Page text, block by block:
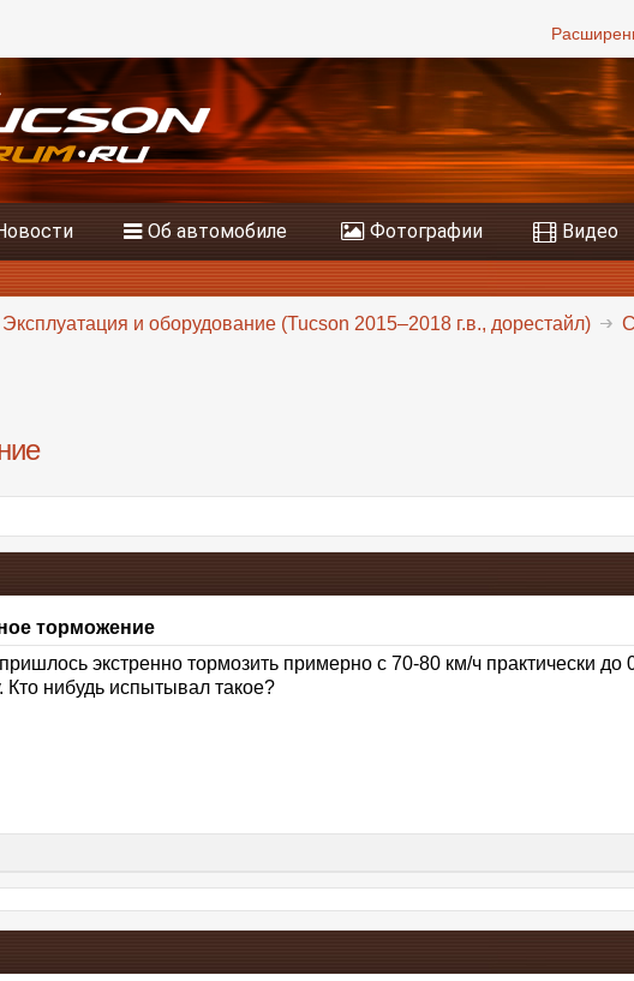
Об автомобиле Фотографии Видео
Эксплуатация и оборудование (Tucson 2015–2018 г.в., дорестайл)
торможение
экстренно тормозить примерно с 70-80 км/ч практически
Кто нибудь испытывал такое?